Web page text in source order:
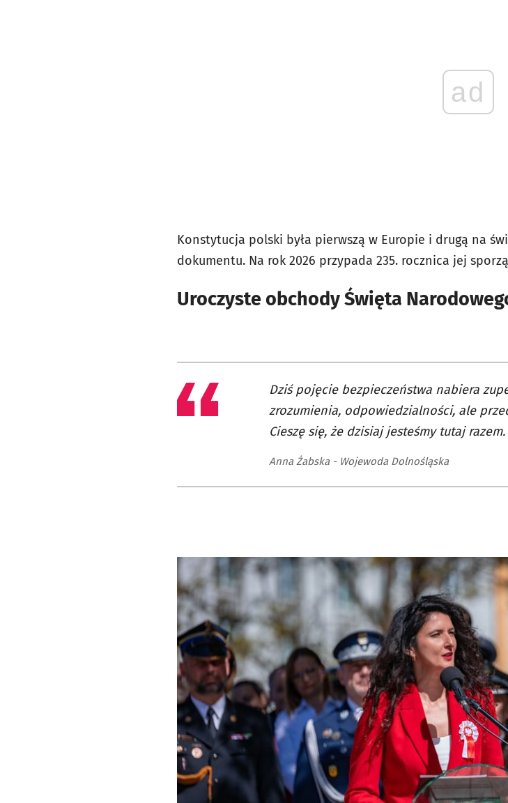
ad
Konstytucja polski była pierwszą w Europie i drugą na
dokumentu. Na rok 2026 przypada 235. rocznica jej
Uroczyste obchody Święta
Dziś pojęcie bezpieczeństwa nabiera
zrozumienia, odpowiedzialności, ale
Cieszę się, że dzisiaj jesteśmy tutaj razem.
Anna Żabska - Wojewoda Dolnośląska